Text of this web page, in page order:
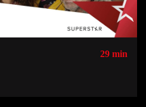
29 min